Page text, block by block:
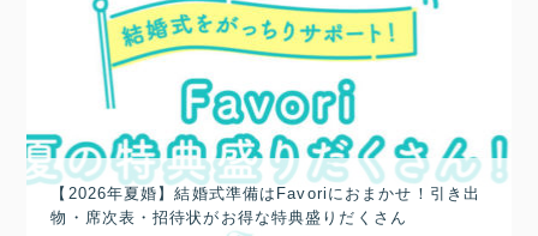
【2026年夏婚】結婚式準備はFavoriにおまかせ！引き出
物・席次表・招待状がお得な特典盛りだくさん